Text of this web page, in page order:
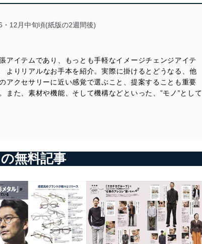
・12月中旬頃(紙版の2週間後)
アイテムであり、もっとも手軽なイメージチェンジアイテ
よりリアルなお手本を紹介。実際に掛けるとどうなる、他
アクセサリーに近い感覚で選ぶこと、提案することも重要
た、素材や機能、そして機構などといった、”モノ”として
無料記事